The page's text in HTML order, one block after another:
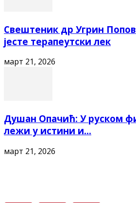
Свештеник др Угрин
јесте терапеутски лек
март 21, 2026
Душан Опачић: У руском
лежи у истини и...
март 21, 2026